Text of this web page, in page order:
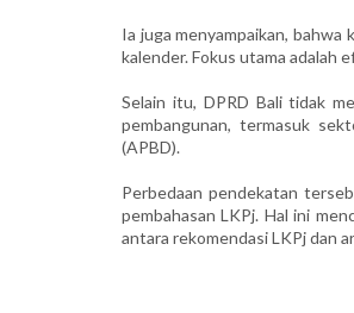
Ia juga menyampaikan,
kalender. Fokus utama adalah
Selain itu, DPRD Bali tidak
pembangunan, termasuk
(APBD).
Perbedaan pendekatan
pembahasan LKPj. Hal ini
antara rekomendasi LKPj dan